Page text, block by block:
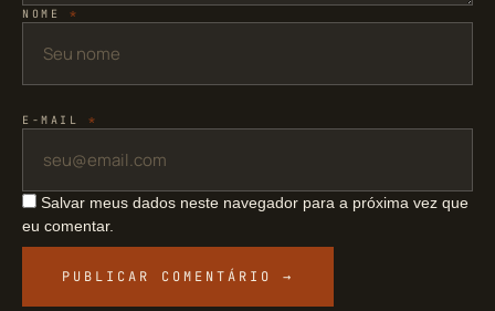
NOME *
E-MAIL *
Salvar meus dados neste navegador para a próxima vez que
eu comentar.